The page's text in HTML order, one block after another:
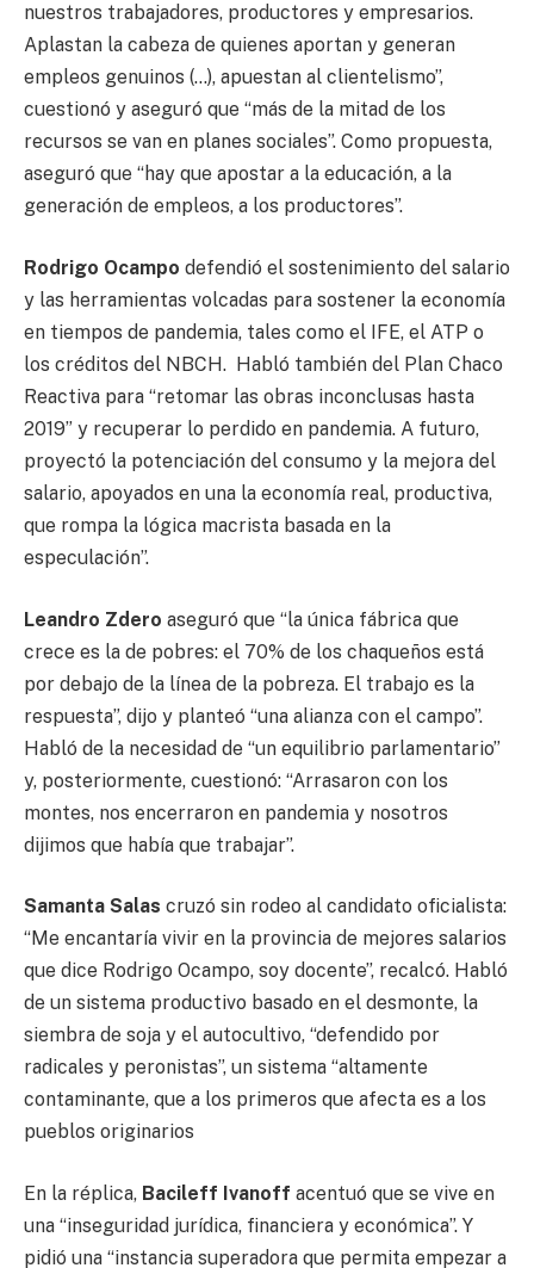
nuestros trabajadores, productores y empresarios.
Aplastan la cabeza de quienes aportan y generan
empleos genuinos (…), apuestan al clientelismo”,
cuestionó y aseguró que “más de la mitad de los
recursos se van en planes sociales”. Como propuesta,
aseguró que “hay que apostar a la educación, a la
generación de empleos, a los productores”.
Rodrigo Ocampo defendió el sostenimiento del salario
y las herramientas volcadas para sostener la economía
en tiempos de pandemia, tales como el IFE, el ATP o
los créditos del NBCH. Habló también del Plan Chaco
Reactiva para “retomar las obras inconclusas hasta
2019” y recuperar lo perdido en pandemia. A futuro,
proyectó la potenciación del consumo y la mejora del
salario, apoyados en una la economía real, productiva,
que rompa la lógica macrista basada en la
especulación”.
Leandro Zdero aseguró que “la única fábrica que
crece es la de pobres: el 70% de los chaqueños está
por debajo de la línea de la pobreza. El trabajo es la
respuesta”, dijo y planteó “una alianza con el campo”.
Habló de la necesidad de “un equilibrio parlamentario”
y, posteriormente, cuestionó: “Arrasaron con los
montes, nos encerraron en pandemia y nosotros
dijimos que había que trabajar”.
Samanta Salas cruzó sin rodeo al candidato oficialista:
“Me encantaría vivir en la provincia de mejores salarios
que dice Rodrigo Ocampo, soy docente”, recalcó. Habló
de un sistema productivo basado en el desmonte, la
siembra de soja y el autocultivo, “defendido por
radicales y peronistas”, un sistema “altamente
contaminante, que a los primeros que afecta es a los
pueblos originarios
En la réplica, Bacileff Ivanoff acentuó que se vive en
una “inseguridad jurídica, financiera y económica”. Y
pidió una “instancia superadora que permita empezar a